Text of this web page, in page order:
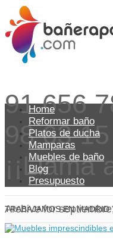
91 656
98 63 15
¡¡Llama
TRABAJAMOS EN MADRID
Home
Reformar baño
Platos de ducha
Mamparas
Muebles de baño
Blog
Presupuesto
Archive for